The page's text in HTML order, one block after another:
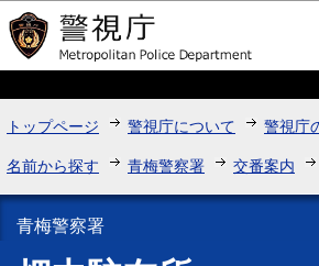
このページの本文へ
トップページ 警視庁について 警視庁
名前から探す 青梅警察署 交番案内
青梅警察署